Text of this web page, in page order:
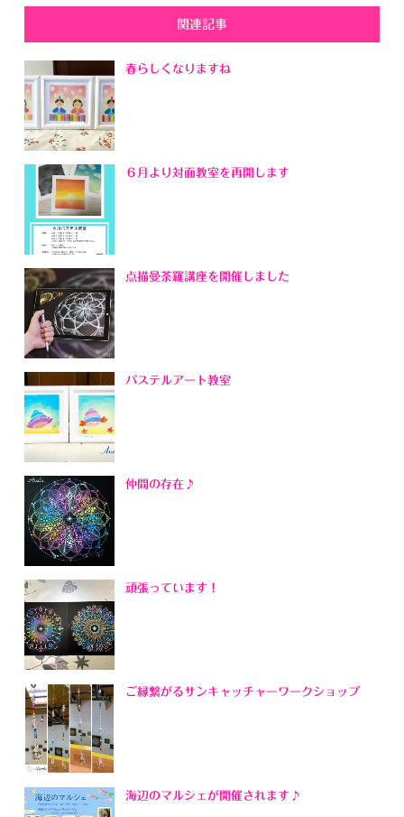
関連記事
春らしくなりますね
６月より対面教室を再開します
点描曼荼羅講座を開催しました
パステルアート教室
仲間の存在♪
頑張っています！
ご縁繋がるサンキャッチャーワークショップ
海辺のマルシェが開催されます♪